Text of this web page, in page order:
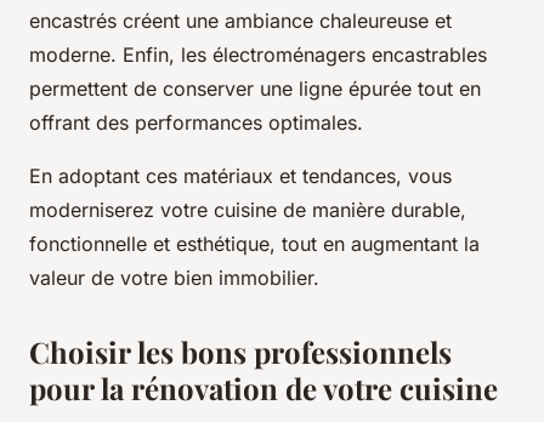
encastrés créent une ambiance chaleureuse et
moderne. Enfin, les électroménagers encastrables
permettent de conserver une ligne épurée tout en
offrant des performances optimales.
En adoptant ces matériaux et tendances, vous
moderniserez votre cuisine de manière durable,
fonctionnelle et esthétique, tout en augmentant la
valeur de votre bien immobilier.
Choisir les bons professionnels
pour la rénovation de votre cuisine